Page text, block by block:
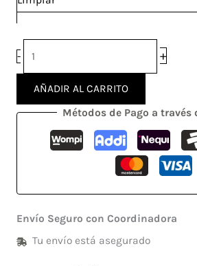
- +
AÑADIR AL CARRITO
Métodos de Pago a través
Envío Seguro con Coordinadora
Tu envío está asegurado